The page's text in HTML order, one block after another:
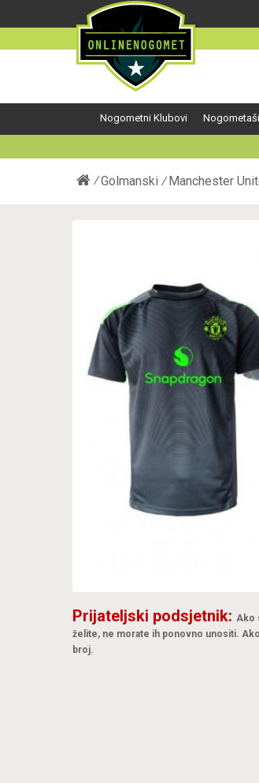
Nogometni Klubovi Nogometaši
Golmanski Manchester
Prijateljski podsjetnik: Ako
želite, ne morate ih ponovno unositi.
broj.